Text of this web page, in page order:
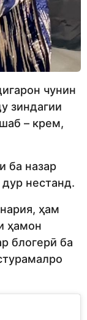
чунин
зиндагии
– крем,
ба назар
нестанд.
ҳам
ҳамон
блогерӣ ба